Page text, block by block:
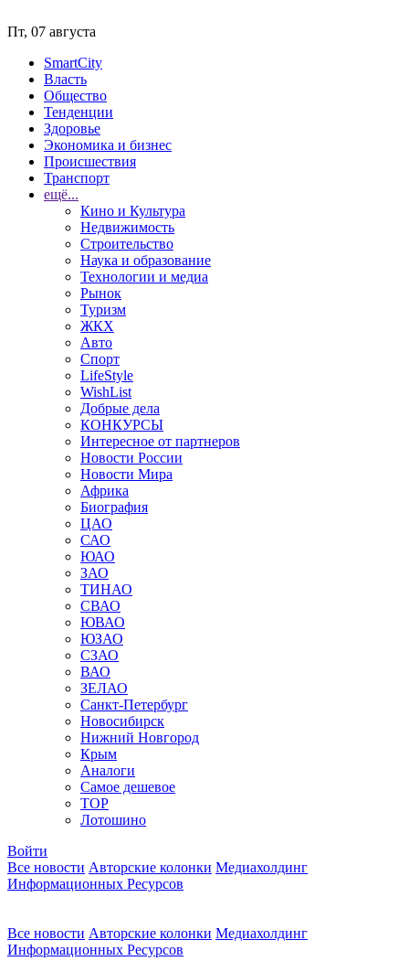
Пт, 07 августа
SmartCity
Власть
Общество
Тенденции
Здоровье
Экономика и бизнес
Происшествия
Транспорт
ещё...
Кино и Культура
Недвижимость
Строительство
Наука и образование
Технологии и медиа
Рынок
Туризм
ЖКХ
Авто
Спорт
LifeStyle
WishList
Добрые дела
КОНКУРСЫ
Интересное от партнеров
Новости России
Новости Мира
Африка
Биография
ЦАО
САО
ЮАО
ЗАО
ТИНАО
СВАО
ЮВАО
ЮЗАО
СЗАО
ВАО
ЗЕЛАО
Санкт-Петербург
Новосибирск
Нижний Новгород
Крым
Аналоги
Самое дешевое
TOP
Лотошино
Войти
Все новости Авторские колонки Медиахолдинг
Информационных Ресурсов
Все новости Авторские колонки Медиахолдинг
Информационных Ресурсов